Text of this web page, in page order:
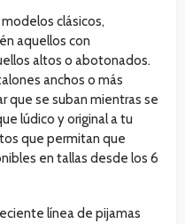
clásicos,
aquellos con
altos o abotonados.
anchos o más
que se suban mientras se
lúdico y original a tu
que permitan que
en tallas desde los 6
línea de pijamas